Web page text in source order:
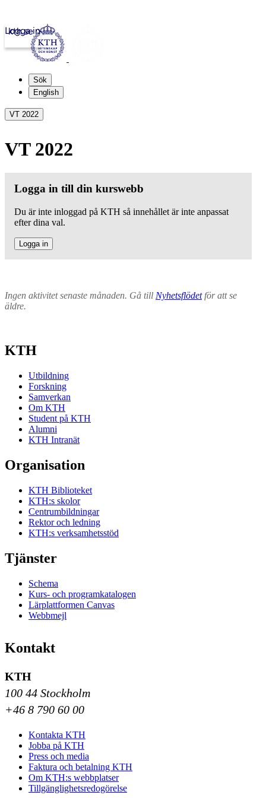
kth.se
Logga in
Sök
English
VT 2022
VT 2022
Logga in till din kurswebb
Du är inte inloggad på KTH så innehållet är inte anpassat
efter dina val.
Logga in
Ingen aktivitet senaste månaden. Gå till Nyhetsflödetför att se
äldre.
KTH
Utbildning
Forskning
Samverkan
Om KTH
Student på KTH
Alumni
KTH Intranät
Organisation
KTH Biblioteket
KTH:s skolor
Centrumbildningar
Rektor och ledning
KTH:s verksamhetsstöd
Tjänster
Schema
Kurs- och programkatalogen
Lärplattformen Canvas
Webbmejl
Kontakt
KTH
100 44 Stockholm
+46 8 790 60 00
Kontakta KTH
Jobba på KTH
Press och media
Faktura och betalning KTH
Om KTH:s webbplatser
Tillgänglighetsredogörelse